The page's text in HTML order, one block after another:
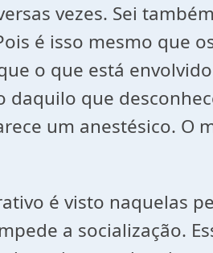
vezes. Sei
é isso mesmo que
o que está
que
um anestésico. O
é visto naquelas
a socialização.